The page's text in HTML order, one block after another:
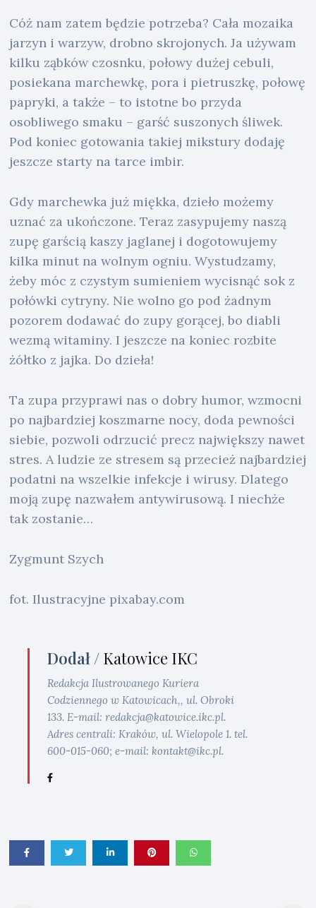
Cóż nam zatem będzie potrzeba? Cała mozaika
jarzyn i warzyw, drobno skrojonych. Ja używam
kilku ząbków czosnku, połowy dużej cebuli,
posiekana marchewkę, pora i pietruszkę, połowę
papryki, a także – to istotne bo przyda
osobliwego smaku – garść suszonych śliwek.
Pod koniec gotowania takiej mikstury dodaję
jeszcze starty na tarce imbir.
Gdy marchewka już miękka, dzieło możemy
uznać za ukończone. Teraz zasypujemy naszą
zupę garścią kaszy jaglanej i dogotowujemy
kilka minut na wolnym ogniu. Wystudzamy,
żeby móc z czystym sumieniem wycisnąć sok z
połówki cytryny. Nie wolno go pod żadnym
pozorem dodawać do zupy gorącej, bo diabli
wezmą witaminy. I jeszcze na koniec rozbite
żółtko z jajka. Do dzieła!
Ta zupa przyprawi nas o dobry humor, wzmocni
po najbardziej koszmarne nocy, doda pewności
siebie, pozwoli odrzucić precz największy nawet
stres. A ludzie ze stresem są przecież najbardziej
podatni na wszelkie infekcje i wirusy. Dlatego
moją zupę nazwałem antywirusową. I niechże
tak zostanie…
Zygmunt Szych
fot. Ilustracyjne pixabay.com
Dodał / Katowice IKC
Redakcja Ilustrowanego Kuriera
Codziennego w Katowicach,, ul. Obroki
133. E-mail: redakcja@katowice.ikc.pl.
Adres centrali: Kraków, ul. Wielopole 1. tel.
600-015-060; e-mail: kontakt@ikc.pl.